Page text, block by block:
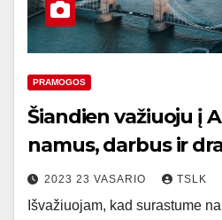
PRAMOGOS
Šiandien važiuoju į
namus, darbus ir
2023 23 VASARIO TSLK
Išvažiuojam, kad surastume